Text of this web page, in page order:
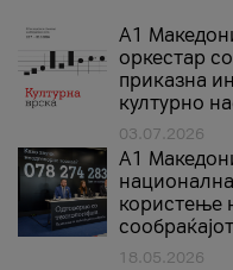
А1
оркестар
приказна
културно
03.07.2026
A1
користење
сообраќајот
18.05.2026